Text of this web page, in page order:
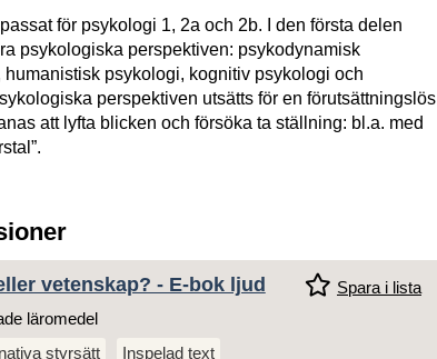
för psykologi 1, 2a och 2b. I den första delen
psykologiska perspektiven: psykodynamisk
psykologi, kognitiv psykologi och
perspektiven utsätts för en förutsättningslös
att lyfta blicken och försöka ta ställning: bl.a. med
vetenskap? - E-bok ljud
Spara i lista
läromedel
styrsätt Inspelad text